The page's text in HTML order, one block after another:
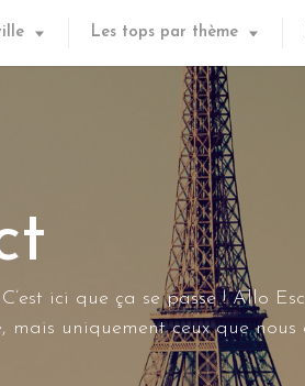
Les tops par thème
ici que ça se passe ! Allo
mais uniquement ceux que nous